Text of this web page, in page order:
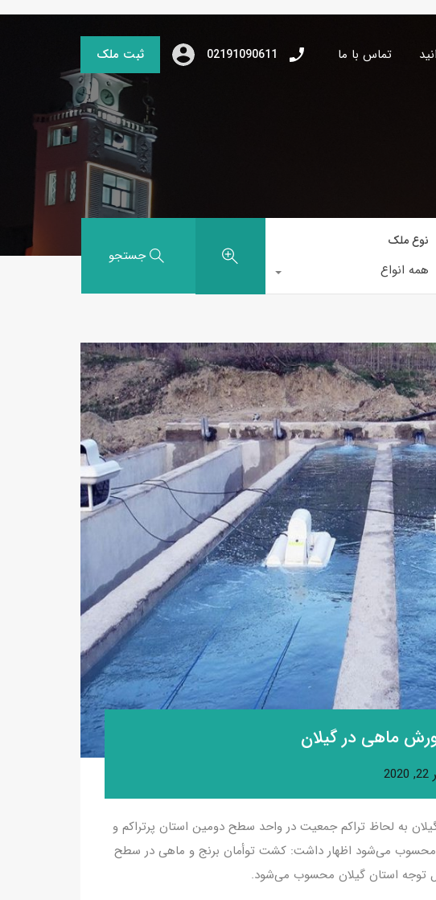
تماس با ما 02191090611 ثبت ملک
نوع ملک
همه انواع
جستجو
ماهی در گیلان
به لحاظ تراکم جمعیت در واحد سطح دومین استان پرتراکم و
می‌شود اظهار داشت: کشت توأمان برنج و ماهی در سطح
توجه استان گیلان محسوب می‌شود.